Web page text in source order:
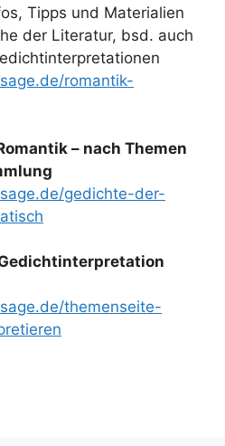
Tipps und Materialien
der Literatur, bsd. auch
romantik-
– nach Themen
gedichte-der-
themenseite-